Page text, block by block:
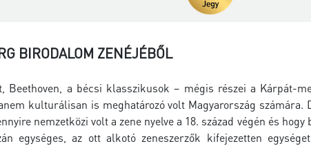
BIRODALOM ZENÉJÉBŐL
Beethoven, a bécsi klasszikusok – mégis részei a Kárpát-
kulturálisan is meghatározó volt Magyarország
nemzetközi volt a zene nyelve a 18. század végén és
egységes, az ott alkotó zeneszerzők kifejezetten